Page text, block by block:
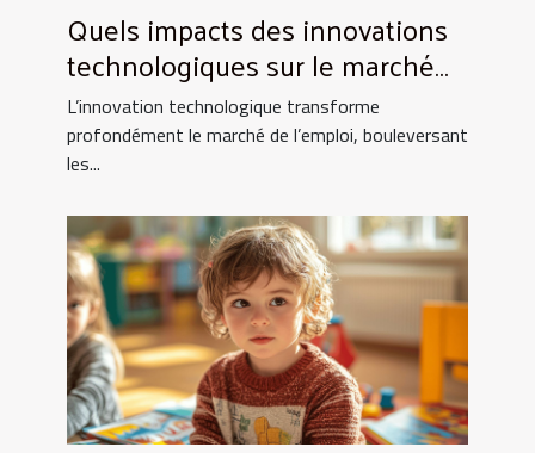
Quels impacts des innovations
technologiques sur le marché
de l'emploi ?
L’innovation technologique transforme
profondément le marché de l’emploi, bouleversant
les...